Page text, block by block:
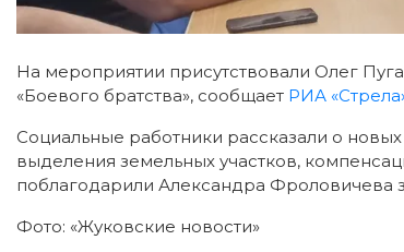
На мероприятии присутствовали Олег
«Боевого братства», сообщает РИА
Социальные работники рассказали о
выделения земельных участков,
поблагодарили Александра Фроловичева
Фото: «Жуковские новости»